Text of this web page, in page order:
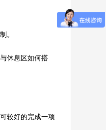
。
休息区如何搭
较好的完成一项